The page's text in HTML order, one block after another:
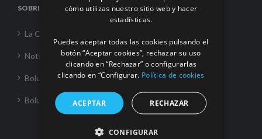
SOBRE NOSOTROS
La Corporación
Noticias
Boluda Towage
Boluda Shipping
FRENCH
cómo utilizas nuestro sitio web y hacer
estadísticas.
Puedes aceptar todas las cookies pulsando el
botón “Aceptar cookies”, rechazar su uso
clicando en “Rechazar” o configurarlas
clicando en “Configurar. Política de cookies
ACEPTAR RECHAZAR
CONFIGURAR